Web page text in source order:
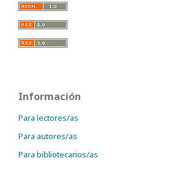
Información
Para lectores/as
Para autores/as
Para bibliotecarios/as